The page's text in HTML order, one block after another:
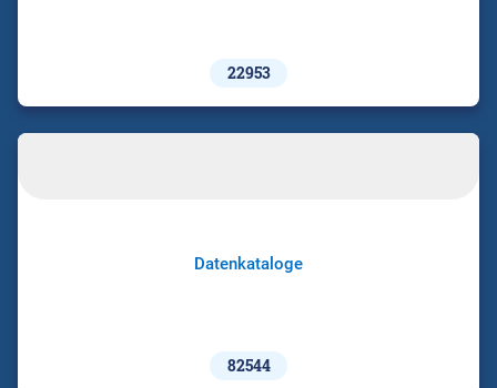
22953
Datenkataloge
82544